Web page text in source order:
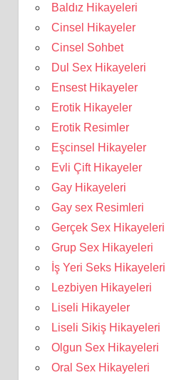
Baldız Hikayeleri
Cinsel Hikayeler
Cinsel Sohbet
Dul Sex Hikayeleri
Ensest Hikayeler
Erotik Hikayeler
Erotik Resimler
Eşcinsel Hikayeler
Evli Çift Hikayeler
Gay Hikayeleri
Gay sex Resimleri
Gerçek Sex Hikayeleri
Grup Sex Hikayeleri
İş Yeri Seks Hikayeleri
Lezbiyen Hikayeleri
Liseli Hikayeler
Liseli Sikiş Hikayeleri
Olgun Sex Hikayeleri
Oral Sex Hikayeleri